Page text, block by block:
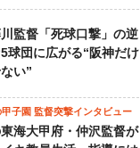
監督「死球口撃」の逆
球団に広がる“阪神だけ
い”
子園 監督突撃インタビュー
海大甲府・仲沢監督が